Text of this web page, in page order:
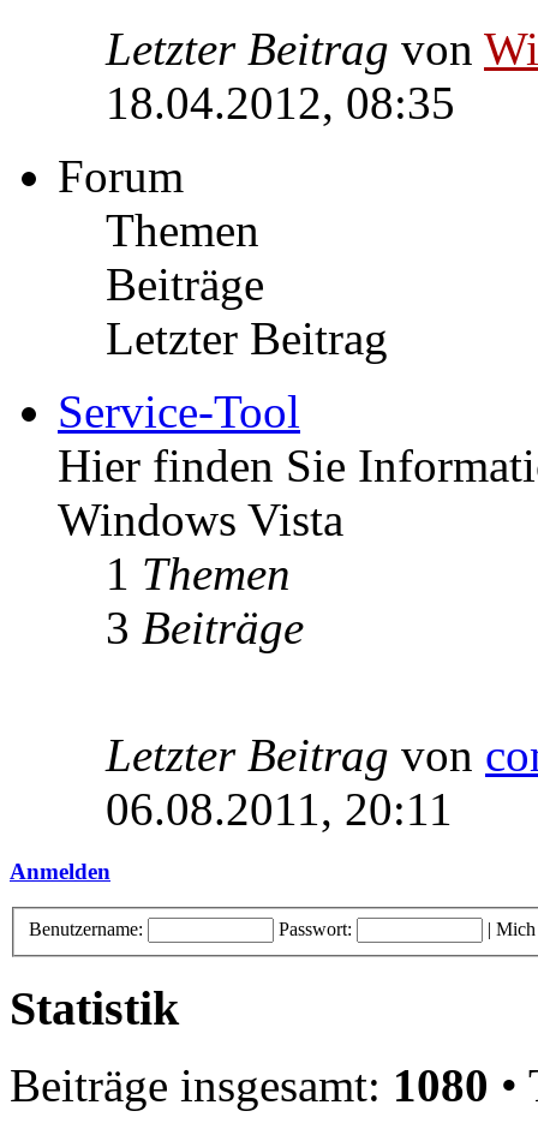
Letzter Beitrag von
18.04.2012, 08:35
Forum
Themen
Beiträge
Letzter Beitrag
Service-Tool
Hier finden Sie
Windows Vista
1 Themen
3 Beiträge
Letzter Beitrag von
06.08.2011, 20:11
Anmelden
Benutzername: Passwort: | Mich
Statistik
Beiträge insgesamt: 1080 •